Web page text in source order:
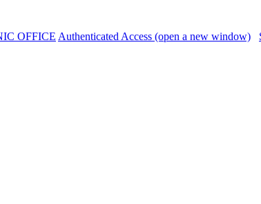
OFFICE Authenticated Access (open a new window)